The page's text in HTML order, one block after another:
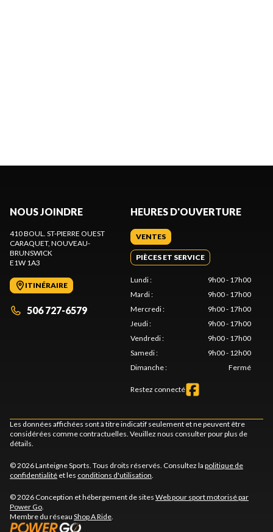
NOUS JOINDRE
410 BOUL. ST-PIERRE OUEST
CARAQUET, NOUVEAU-
BRUNSWICK
E1W 1A3
ITINÉRAIRE
506 727-6579
HEURES D'OUVERTURE
VENTES
PIÈCES ET SERVICE
Lundi:
9h00 - 17h00
Mardi:
9h00 - 17h00
Mercredi:
9h00 - 17h00
Jeudi:
9h00 - 17h00
Vendredi:
9h00 - 17h00
Samedi:
9h00 - 12h00
Dimanche: Fermé
Restez connecté
Les données affichées sont à titre indicatif seulement et ne peuvent être
considérées comme contractuelles. Veuillez nous consulter pour plus de
détails.
© 2026 Lanteigne Sports. Tous droits réservés. Consultez la politique de
confidentialité et les conditions d'utilisation.
© 2026 Conception et hébergement de sites Web pour sport motorisé par
Power Go.
Membre du réseau Shop A Ride.